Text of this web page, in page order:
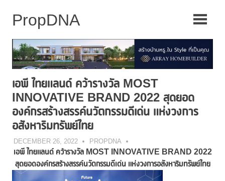
เอพี ไทยแลนด์ คว้ารางวัล MOST
INNOVATIVE BRAND 2022 สุดยอด
องค์กรสร้างสรรค์นวัตกรรมดีเด่น แห่งวงการ
อสังหาริมทรัพย์ไทย
DECEMBER 26, 2022 PROPDNA
เอพี ไทยแลนด์ คว้ารางวัล MOST INNOVATIVE BRAND 2022
สุดยอดองค์กรสร้างสรรค์นวัตกรรมดีเด่น แห่งวงการอสังหาริมทรัพย์ไทย